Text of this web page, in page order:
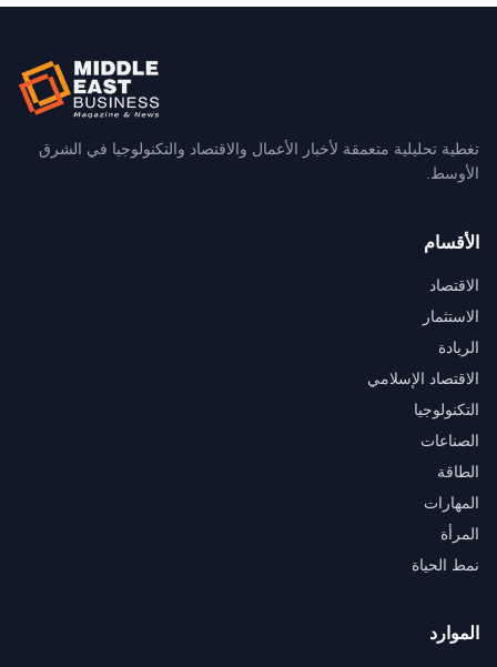
تغطية تحليلية متعمقة لأخبار الأعمال والاقتصاد والتكنولوجيا في الشرق
الأوسط.
الأقسام
الاقتصاد
الاستثمار
الريادة
الاقتصاد الإسلامي
التكنولوجيا
الصناعات
الطاقة
المهارات
المرأة
نمط الحياة
الموارد